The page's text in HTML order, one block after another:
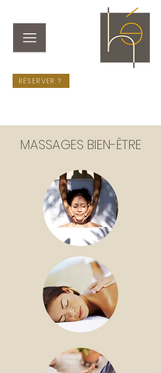
RÉSERVER ?
MASSAGES BIEN-ÊTRE